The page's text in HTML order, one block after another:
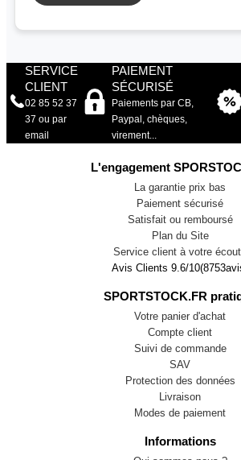
SERVICE
CLIENT
02 85 52 37
37 ou par
email
PAIEMENT
SÉCURISÉ
Paiements par CB,
Paypal, chèques,
virement...
L'engagement
La garantie prix bas
Paiement sécurisé
Satisfait ou remboursé
Plan du Site
Service client à votre
Avis Clients 9.6/10(8753
SPORTSTOCK.FR
Votre panier d'achat
Compte client
Suivi de commande
SAV
Protection des données
Livraison
Modes de paiement
Informations